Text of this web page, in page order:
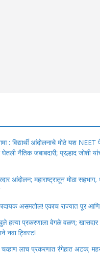
: विद्यार्थी आंदोलनाचे मोठे यश
घेतली नैतिक जबाबदारी; प्रल्हाद जोशी
आंदोलन; महाराष्ट्रातून मोठा
असमतोल! एकाच राज्यात पूर
हत्या प्रकरणाला वेगळे वळण; खासदार
नवा ट्विस्ट!
लाच प्रकरणात रंगेहात अटक;